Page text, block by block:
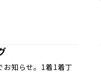
知らせ。1着1着丁